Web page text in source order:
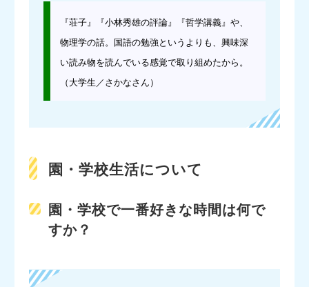
『荘子』『小林秀雄の評論』『哲学講義』や、
物理学の話。国語の勉強というよりも、興味深
い読み物を読んでいる感覚で取り組めたから。
（大学生／さかなさん）
園・学校生活について
園・学校で一番好きな時間は何で
すか？